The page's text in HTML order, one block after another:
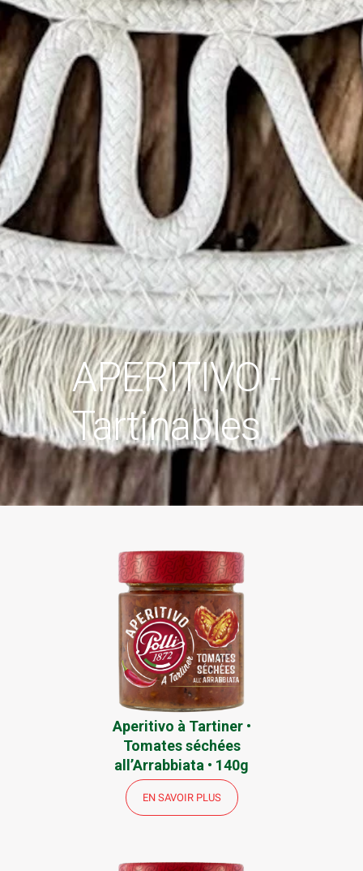
APERITIVO -
Tartinables
Aperitivo à Tartiner •
Tomates séchées
all’Arrabbiata • 140g
EN SAVOIR PLUS